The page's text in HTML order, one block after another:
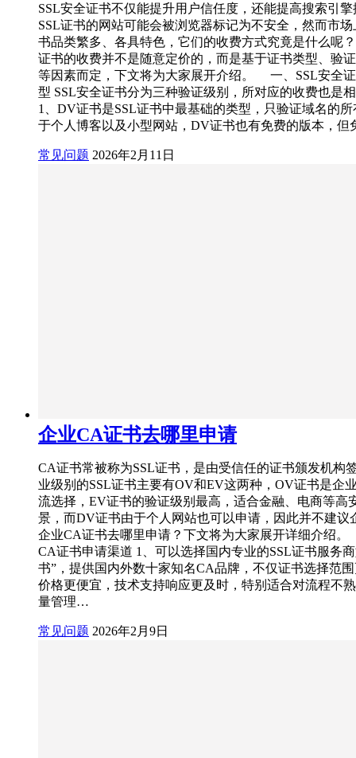
SSL安全证书不仅能提升用户信任度，还能提高搜索引
SSL证书的网站可能会被浏览器标记为不安全，然而市场
书品类繁多、各具特色，它们的收费方式究竟是什么呢
证书的收费并不是随意定价的，而是基于证书类型、验
等因素而定，下文将为大家展开介绍。 一、SSL安全
型 SSL安全证书分为三种验证级别，所对应的收费也是
1、DV证书是SSL证书中最基础的类型，只验证域名的
于个人博客以及小型网站，DV证书也有免费的版本，
常见问题 2026年2月11日
企业CA证书去哪里申请
CA证书常被称为SSL证书，是由受信任的证书颁发机构
业级别的SSL证书主要有OV和EV这两种，OV证书是企
流选择，EV证书的验证级别最高，适合金融、电商等高
景，而DV证书由于个人网站也可以申请，因此并不建议
企业CA证书去哪里申请？下文将为大家展开详细介绍
CA证书申请渠道 1、可以选择国内专业的SSL证书服务
书”，提供国内外数十家知名CA品牌，不仅证书选择范
价格更便宜，技术支持响应更及时，特别适合对流程不
量管理…
常见问题 2026年2月9日